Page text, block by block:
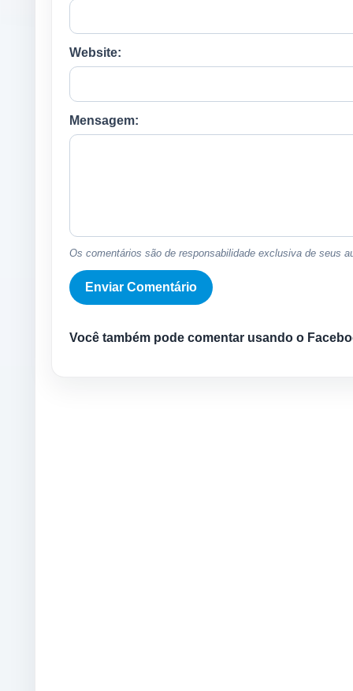
Website:
Mensagem:
Os comentários são de responsabilidade exclusiva de seus
Você também pode comentar usando o